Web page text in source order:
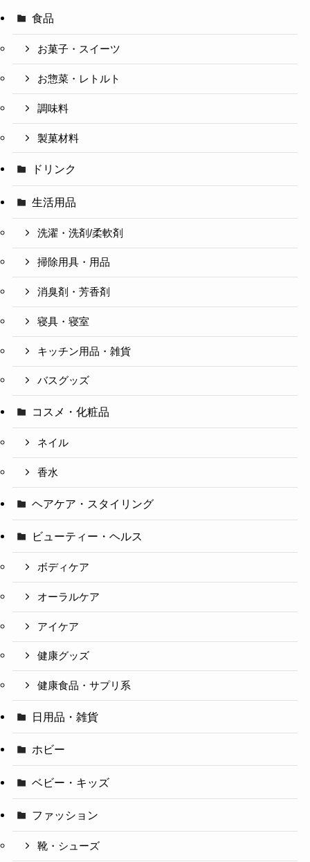
食品
お菓子・スイーツ
お惣菜・レトルト
調味料
製菓材料
ドリンク
生活用品
洗濯・洗剤/柔軟剤
掃除用具・用品
消臭剤・芳香剤
寝具・寝室
キッチン用品・雑貨
バスグッズ
コスメ・化粧品
ネイル
香水
ヘアケア・スタイリング
ビューティー・ヘルス
ボディケア
オーラルケア
アイケア
健康グッズ
健康食品・サプリ系
日用品・雑貨
ホビー
ベビー・キッズ
ファッション
靴・シューズ